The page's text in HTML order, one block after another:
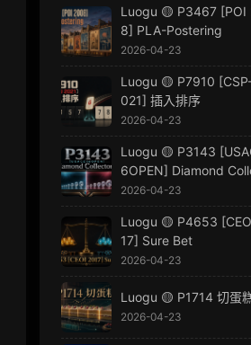
Luogu 🟡 P3467 [POI
8] PLA-Postering
2026-04-23
Luogu 🟡 P7910
021] 插入排序
2026-04-23
Luogu 🟡 P3143
6OPEN] Diamond
r S
2026-04-23
Luogu 🟡 P4653
17] Sure Bet
2026-04-23
Luogu 🟡 P1714 切蛋
2026-04-23